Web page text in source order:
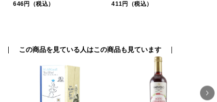
646円（税込） 411円（税込）
この商品を見ている人はこの商品も見ています